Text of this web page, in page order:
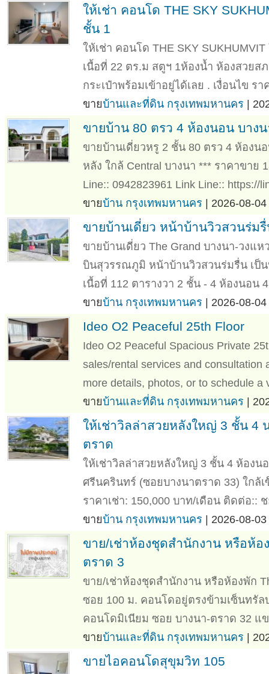
ให้เช่า คอนโด THE SKY
ชั้น 1
ให้เช่า คอนโด THE SKY
เนื้อที่ 22 ตร.ม สตูฯ 1ห้องน้ำ ห้องสวยส
กระเป๋าพร้อมเข้าอยู่ได้เลย . เงื่อนไข รา
ขายบ้านและที่ดิน กรุงเทพมหานคร |
ขายบ้าน 80 ตรว 4 ห้องนอน บาง
ขายบ้านเดี่ยวหรู 2 ชั้น 80 ตรว 4 ห้องน
หลัง ใกล้ Central บางนา *** ราคาขาย
Line:: 0942823961 Link Line:: https://
ขายบ้าน กรุงเทพมหานคร | 2026-08-
ขายบ้านเดี่ยว หน้าบ้านวิวสวนร่ม
ขายบ้านเดี่ยว The Grand บางนา-วงแ
บินสุวรรณภูมิ หน้าบ้านวิวสวนร่มรื่น เป็น
เนื้อที่ 112 ตารางวา 2 ชั้น - 4 ห้องนอน
ขายบ้าน กรุงเทพมหานคร | 2026-08-
Ideo O2 Peaceful 25th Floor
Ideo O2 Peaceful Spacious Private
sales/rental services and consultation
more details, photos, or to schedule a
ขายบ้านและที่ดิน กรุงเทพมหานคร |
ให้เช่าวิลล่าสวยหลังใหญ่ 3 ชั้น 4
ตราด
ให้เช่าวิลล่าสวยหลังใหญ่ 3 ชั้น 4 ห้อง
ศรีนครินทร์ (ซอยบางนาตราด 33) ใกล้
ราคาเช่า: 150,000 บาท/เดือน ติดต่อ::
ขายบ้าน กรุงเทพมหานคร | 2026-08-
ขาย/เช่าห้องชุดสำนักงาน หรือห้อ
ตราด 3
ขาย/เช่าห้องชุดสำนักงาน หรือห้องพัก
ซอย 100 ม. คอนโดอยู่ตรงข้ามเซ็นทรัล
คอนโดมิเนียม ซอย บางนา-ตราด 32 แ
ขายบ้านและที่ดิน กรุงเทพมหานคร |
ขายไอคอนโดสุขุมวิท 105